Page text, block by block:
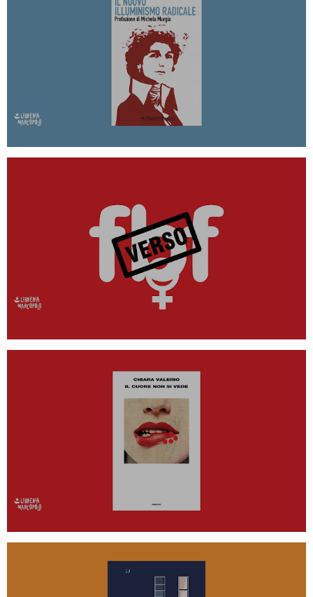
IL NUOVO ILLUMINISMO RADICALE -
DOMENICA 20 OTTOBRE ALLE 19
AVANTI TUTT* #VERSOFBF 2020!
CHIARA VALERIO ALLA LIBRERIA
MARCOPOLO - MERCOLEDÌ 16
OTTOBRE ALLE 20